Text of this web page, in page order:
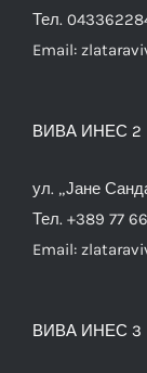
Тел.
Email:
ВИВА ИНЕС 2
ул. „Јане
Тел. +389 77
Email:
ВИВА ИНЕС 3